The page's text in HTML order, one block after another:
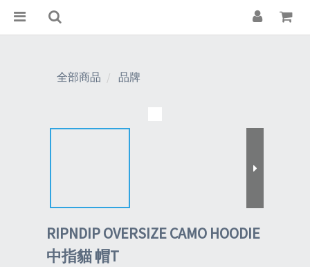
全部商品 品牌
RIPNDIP OVERSIZE CAMO HOODIE
中指貓 帽T